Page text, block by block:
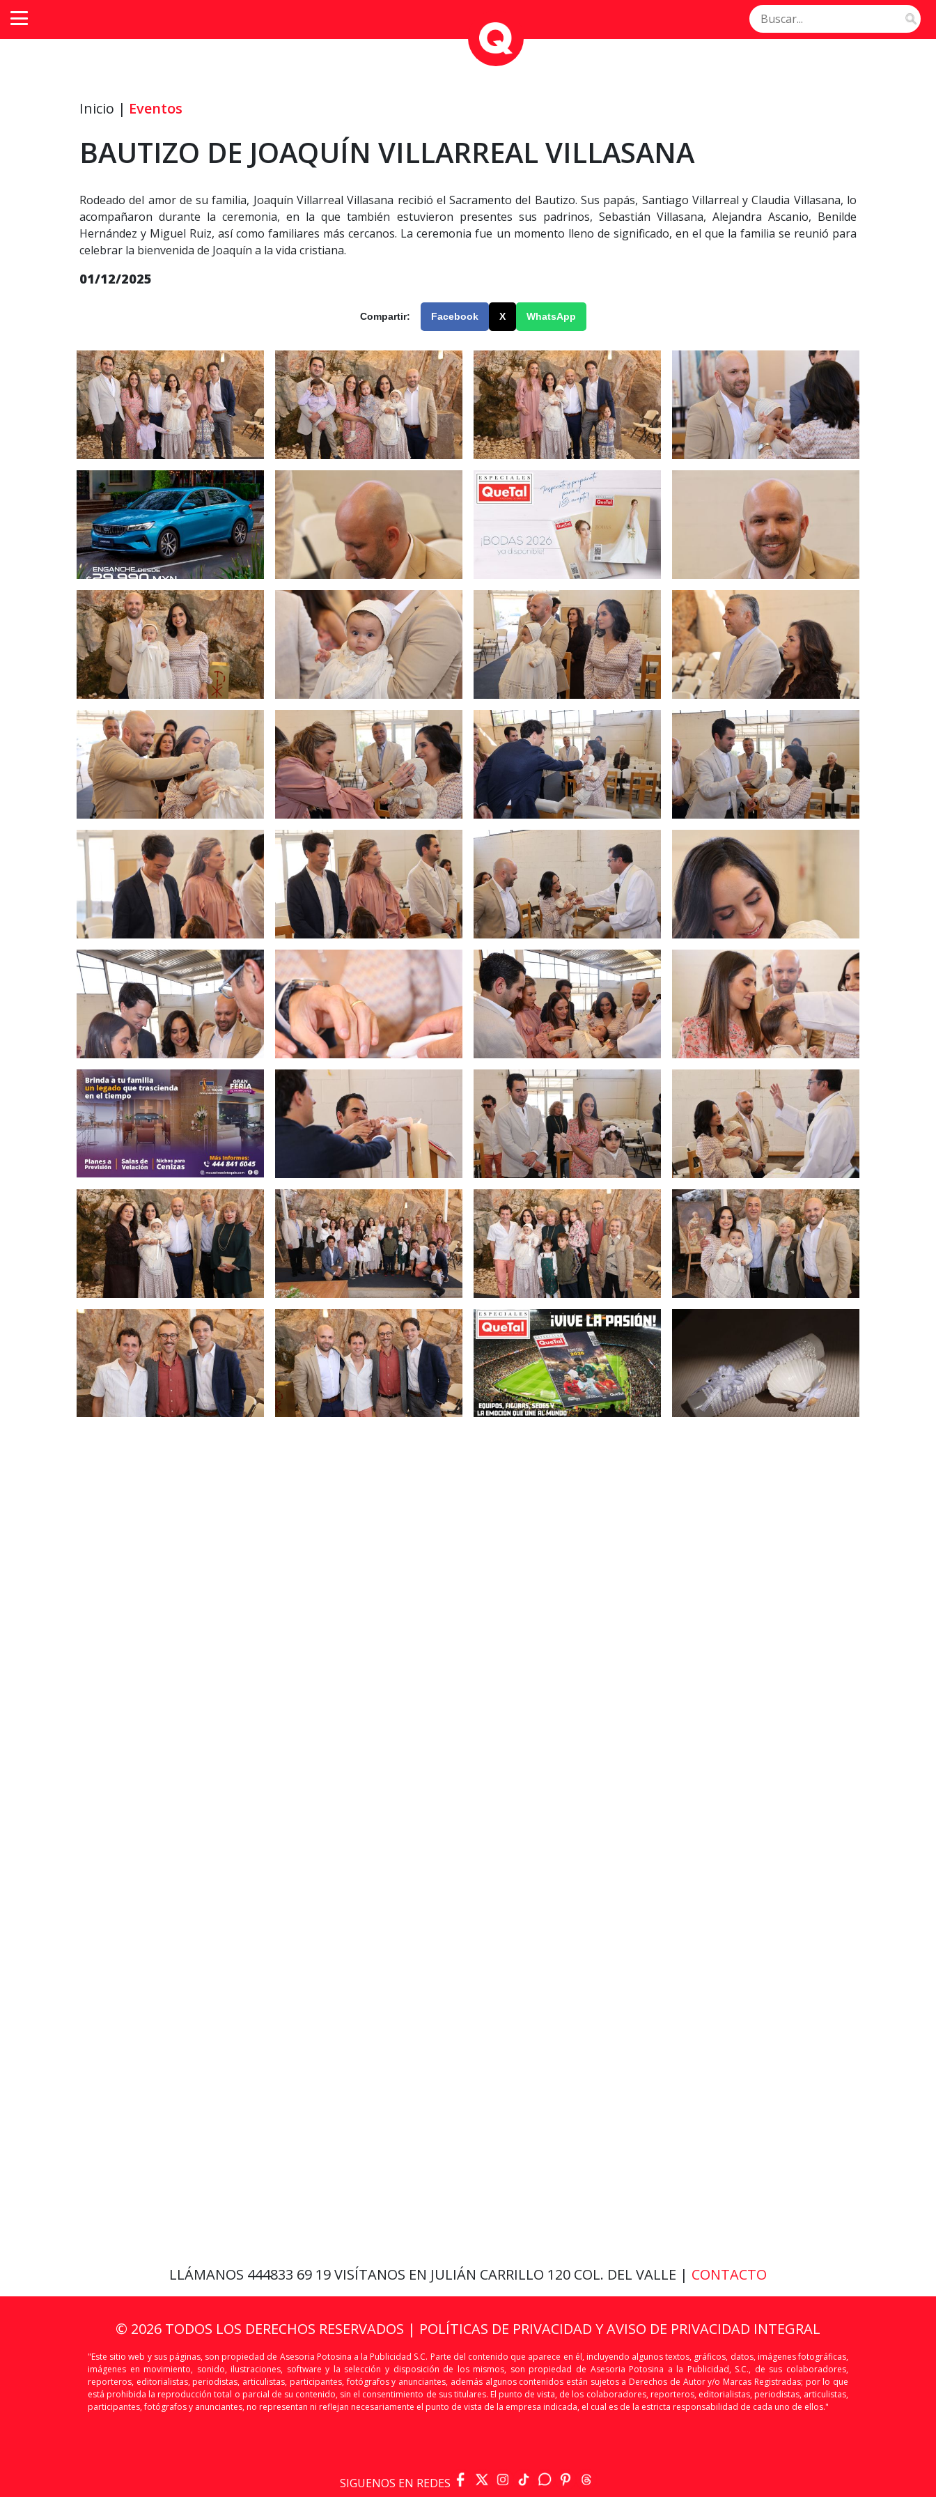
Inicio | Eventos
BAUTIZO DE JOAQUÍN VILLARREAL VILLASANA
Rodeado del amor de su familia, Joaquín Villarreal Villasana recibió el Sacramento del Bautizo. Sus papás, Santiago Villarreal y Claudia Villasana, lo
acompañaron durante la ceremonia, en la que también estuvieron presentes sus padrinos, Sebastián Villasana, Alejandra Ascanio, Benilde
Hernández y Miguel Ruiz, así como familiares más cercanos. La ceremonia fue un momento lleno de significado, en el que la familia se reunió para
celebrar la bienvenida de Joaquín a la vida cristiana.
01/12/2025
Compartir: Facebook X WhatsApp
LLÁMANOS 444833 69 19VISÍTANOS EN JULIÁN CARRILLO 120 COL. DEL VALLE | CONTACTO
© 2026 TODOS LOS DERECHOS RESERVADOS | POLÍTICAS DE PRIVACIDAD Y AVISO DE PRIVACIDAD INTEGRAL
"Este sitio web y sus páginas, son propiedad de Asesoria Potosina a la Publicidad S.C. Parte del contenido que aparece en él, incluyendo algunos textos, gráficos, datos, imágenes fotográficas,
imágenes en movimiento, sonido, ilustraciones, software y la selección y disposición de los mismos, son propiedad de Asesoria Potosina a la Publicidad, S.C., de sus colaboradores,
reporteros, editorialistas, periodistas, articulistas, participantes, fotógrafos y anunciantes, además algunos contenidos están sujetos a Derechos de Autor y/o Marcas Registradas; por lo que
está prohibida la reproducción total o parcial de su contenido, sin el consentimiento de sus titulares. El punto de vista, de los colaboradores, reporteros, editorialistas, periodistas, articulistas,
participantes, fotógrafos y anunciantes, no representan ni reflejan necesariamente el punto de vista de la empresa indicada, el cual es de la estricta responsabilidad de cada uno de ellos."
SIGUENOS EN REDES